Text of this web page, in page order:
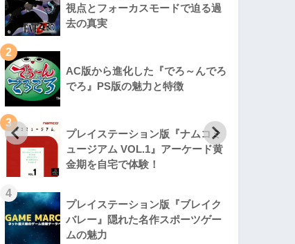
視点とフォーカスモードで迫る過
去の真実
2
AC版から進化した『でろ～んでろ
でろ』PS版の魅力と特徴
3
プレイステーション版『ナムコミ
ュージアム VOL.1』アーケード黄
金期を自宅で体験！
4
プレイステーション版『ブレイク
バレー』隠れた名作スポーツゲー
ムの魅力